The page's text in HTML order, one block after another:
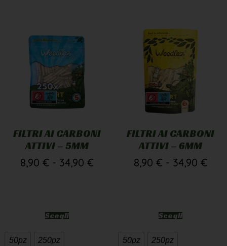
FILTRI AI CARBONI
ATTIVI – 5MM
8,90 € - 34,90 €
Scegli
50pz 250pz
FILTRI AI CARBONI
ATTIVI – 6MM
8,90 € - 34,90 €
Scegli
50pz 250pz